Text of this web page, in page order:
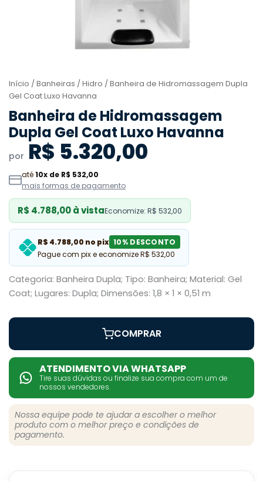
Início / Banheiras / Hidro / Banheira de Hidromassagem Dupla
Gel Coat Luxo Havanna
Banheira de Hidromassagem
Dupla Gel Coat Luxo Havanna
por R$ 5.320,00
até10x de R$ 532,00
mais formas de pagamento
R$ 4.788,00 à vistaEconomize: R$ 532,00
R$ 4.788,00 no pix 10% DESCONTO
Pague com pix e economize R$ 532,00
Categoria: Banheira Dupla; Tipo: Banheira; Material: Gel
Coat; Lugares: Dupla; Dimensões: 1,8 × 1 × 0,51 m
COMPRAR
ATENDIMENTO VIA WHATSAPP
Tire suas dúvidas ou finalize sua compra com um de
nossos vendedores.
Nossa equipe pode te ajudar a escolher o melhor
produto com o melhor preço e condições de
pagamento.